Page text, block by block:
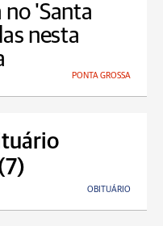
no 'Santa
nesta
PONTA GROSSA
OBITUÁRIO